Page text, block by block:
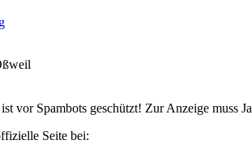
vor Spambots geschützt! Zur Anzeige muss
Seite bei: